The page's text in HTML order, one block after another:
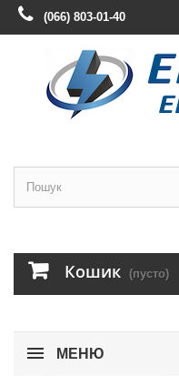
(066) 803-01-40
Кошик (пусто)
МЕНЮ